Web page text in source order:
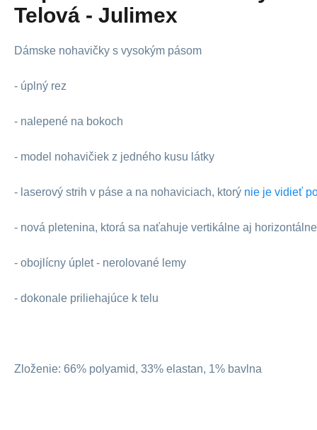
Telová - Julimex
Dámske nohavičky s vysokým pásom
- úplný rez
- nalepené na bokoch
- model nohavičiek z jedného kusu látky
- laserový strih v páse a na nohaviciach, ktorý nie je vidieť
- nová pletenina, ktorá sa naťahuje vertikálne aj horizontálne
- obojlícny úplet - nerolované lemy
- dokonale priliehajúce k telu
Zloženie: 66% polyamid, 33% elastan, 1% bavlna